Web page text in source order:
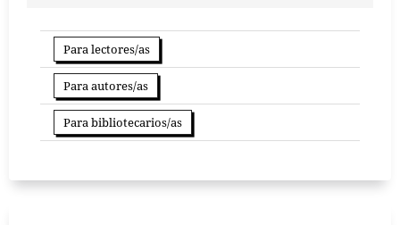
Para lectores/as
Para autores/as
Para bibliotecarios/as